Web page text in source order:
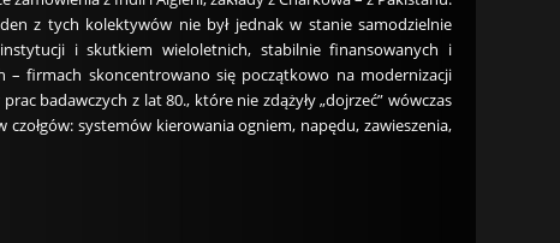
z tych kolektywów nie był jednak w stanie samodzielnie
i skutkiem wieloletnich, stabilnie finansowanych i
firmach skoncentrowano się początkowo na modernizacji
badawczych z lat 80., które nie zdążyły „dojrzeć” wówczas
systemów kierowania ogniem, napędu, zawieszenia,